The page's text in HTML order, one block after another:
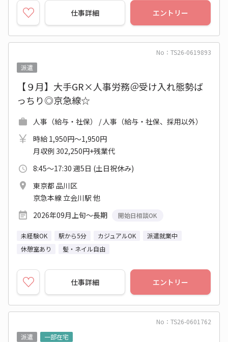
仕事詳細 エントリー
No：TS26-0619893
派遣
【９月】大手GR×人事労務＠受け入れ態勢ば
っちり◎京急線☆
人事（給与・社保） / 人事（給与・社保、採用以外）
時給 1,950円～1,950円
月収例 302,250円+残業代
8:45～17:30 週5日 (土日祝休み)
東京都 品川区
京急本線 立会川駅 他
2026年09月上旬～長期
開始日相談OK
未経験OK 駅から5分 カジュアルOK
派遣就業中
休憩室あり
髪・ネイル自由
仕事詳細 エントリー
No：TS26-0601762
派遣
一部在宅